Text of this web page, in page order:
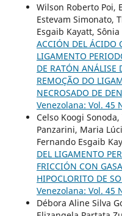
Wilson Roberto Poi,
Estevam Simonato,
Esgaib Kayatt,
ACCIÓN DEL ÁCIDO
LIGAMENTO
DE RATÓN ANÁLISE
REMOÇÃO DO
NECROSADO DE
Venezolana: Vol. 45
Celso Koogi
Panzarini, Maria
Fernando Esgaib
DEL LIGAMENTO
FRICCIÓN CON
HIPOCLORITO DE
Venezolana: Vol. 45
Débora Aline Silva